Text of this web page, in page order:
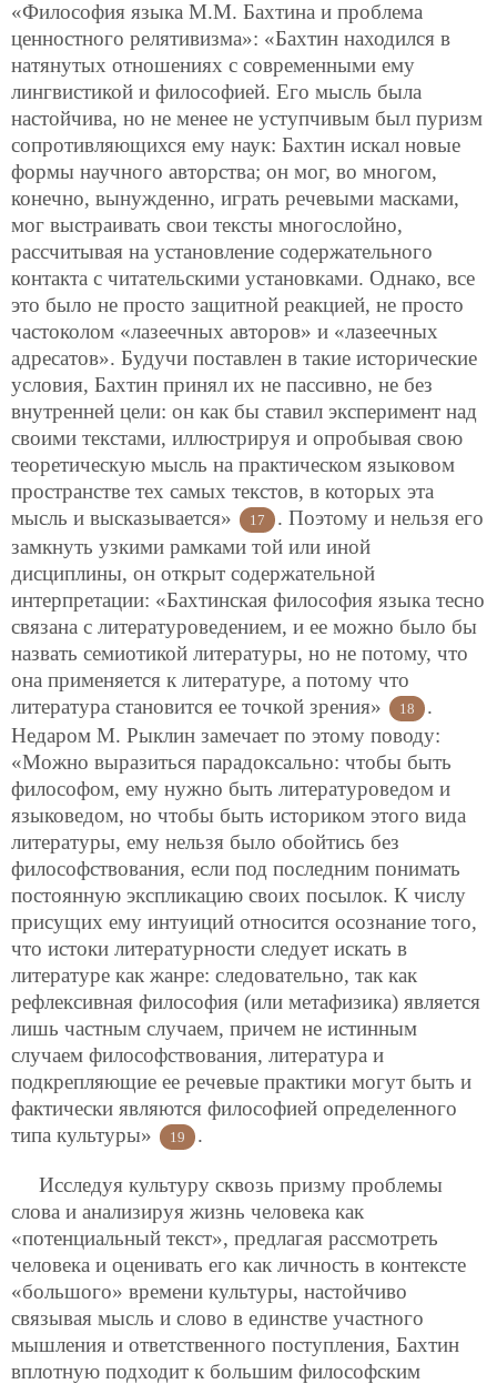
«Философия языка М.М. Бахтина и проблема
ценностного релятивизма»: «Бахтин находился в
натянутых отношениях с современными ему
лингвистикой и философией. Его мысль была
настойчива, но не менее не уступчивым был пуризм
сопротивляющихся ему наук: Бахтин искал новые
формы научного авторства; он мог, во многом,
конечно, вынужденно, играть речевыми масками,
мог выстраивать свои тексты многослойно,
рассчитывая на установление содержательного
контакта с читательскими установками. Однако, все
это было не просто защитной реакцией, не просто
частоколом «лазеечных авторов» и «лазеечных
адресатов». Будучи поставлен в такие исторические
условия, Бахтин принял их не пассивно, не без
внутренней цели: он как бы ставил эксперимент над
своими текстами, иллюстрируя и опробывая свою
теоретическую мысль на практическом языковом
пространстве тех самых текстов, в которых эта
мысль и высказывается»
17
. Поэтому и нельзя его
замкнуть узкими рамками той или иной
дисциплины, он открыт содержательной
интерпретации: «Бахтинская философия языка тесно
связана с литературоведением, и ее можно было бы
назвать семиотикой литературы, но не потому, что
она применяется к литературе, а потому что
литература становится ее точкой зрения»
18
.
Недаром М. Рыклин замечает по этому поводу:
«Можно выразиться парадоксально: чтобы быть
философом, ему нужно быть литературоведом и
языковедом, но чтобы быть историком этого вида
литературы, ему нельзя было обойтись без
философствования, если под последним понимать
постоянную экспликацию своих посылок. К числу
присущих ему интуиций относится осознание того,
что истоки литературности следует искать в
литературе как жанре: следовательно, так как
рефлексивная философия (или метафизика) является
лишь частным случаем, причем не истинным
случаем философствования, литература и
подкрепляющие ее речевые практики могут быть и
фактически являются философией определенного
типа культуры»
19 .
Исследуя культуру сквозь призму проблемы
слова и анализируя жизнь человека как
«потенциальный текст», предлагая рассмотреть
человека и оценивать его как личность в контексте
«большого» времени культуры, настойчиво
связывая мысль и слово в единстве участного
мышления и ответственного поступления, Бахтин
вплотную подходит к большим философским